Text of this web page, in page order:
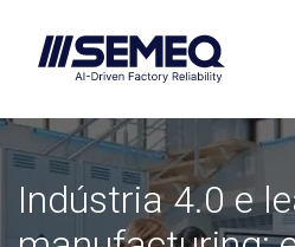
Indústria 4.0 e